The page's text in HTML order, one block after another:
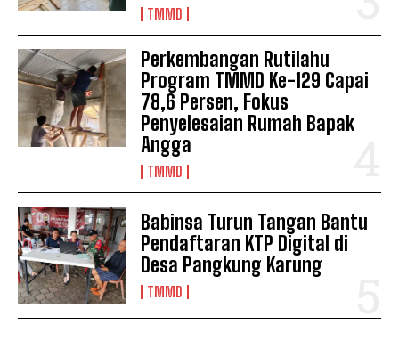
TMMD
Perkembangan Rutilahu
Program TMMD Ke-129 Capai
78,6 Persen, Fokus
Penyelesaian Rumah Bapak
Angga
TMMD
Babinsa Turun Tangan Bantu
Pendaftaran KTP Digital di
Desa Pangkung Karung
TMMD